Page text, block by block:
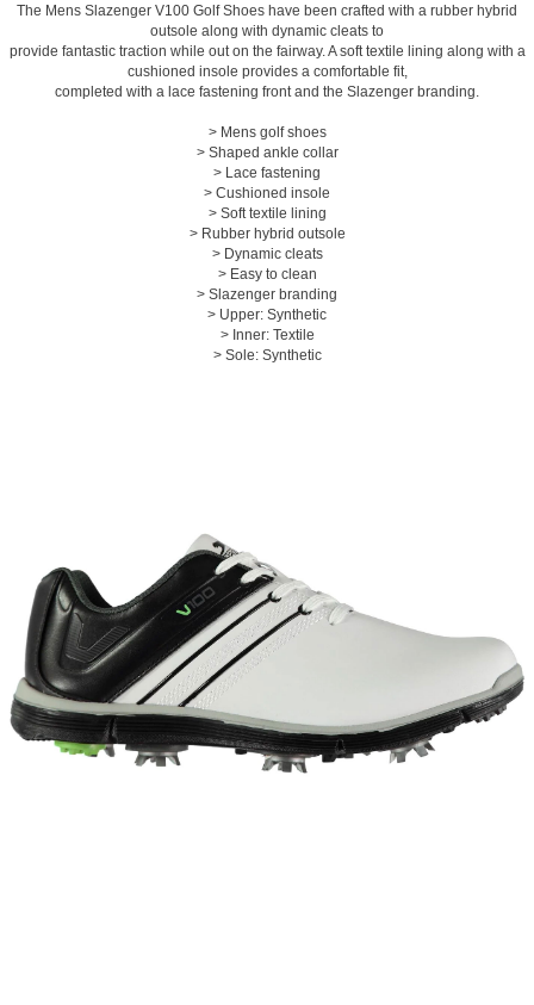
PAYCO 바로구매
The Mens Slazenger V100 Golf Shoes have been crafted with a rubber hybrid
outsole along with dynamic cleats to
provide fantastic traction while out on the fairway. A soft textile lining along with a
cushioned insole provides a comfortable fit,
completed with a lace fastening front and the Slazenger branding.
> Mens golf shoes
> Shaped ankle collar
> Lace fastening
> Cushioned insole
> Soft textile lining
> Rubber hybrid outsole
> Dynamic cleats
> Easy to clean
> Slazenger branding
> Upper: Synthetic
> Inner: Textile
> Sole: Synthetic